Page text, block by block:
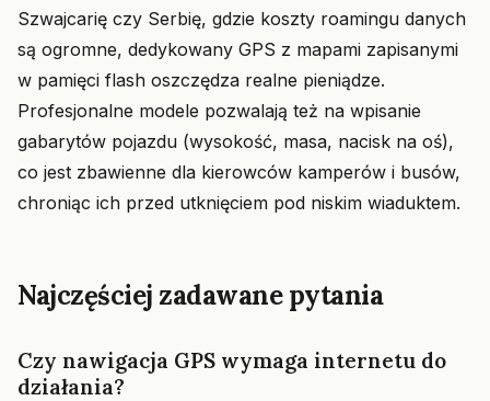
Szwajcarię czy Serbię, gdzie koszty roamingu danych
są ogromne, dedykowany GPS z mapami zapisanymi
w pamięci flash oszczędza realne pieniądze.
Profesjonalne modele pozwalają też na wpisanie
gabarytów pojazdu (wysokość, masa, nacisk na oś),
co jest zbawienne dla kierowców kamperów i busów,
chroniąc ich przed utknięciem pod niskim wiaduktem.
Najczęściej zadawane pytania
Czy nawigacja GPS wymaga internetu do
działania?